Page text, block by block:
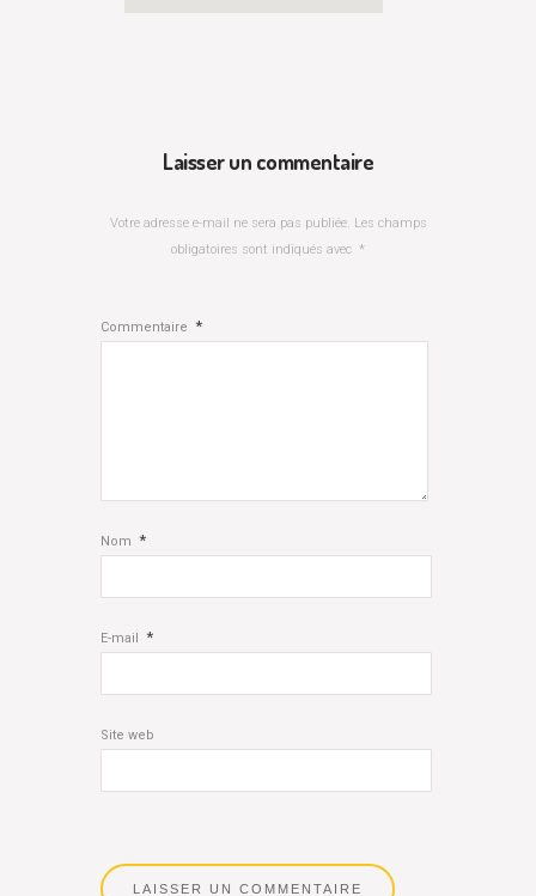
Laisser un commentaire
Votre adresse e-mail ne sera pas publiée. Les champs
obligatoires sont indiqués avec *
Commentaire *
Nom *
E-mail *
Site web